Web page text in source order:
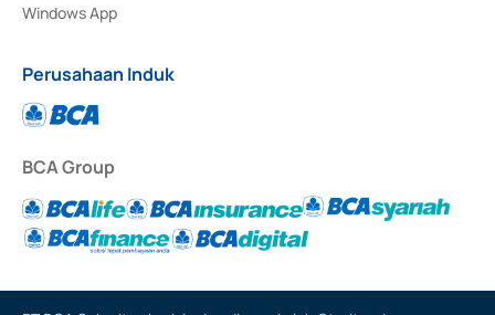
Windows App
Perusahaan Induk
BCA Group